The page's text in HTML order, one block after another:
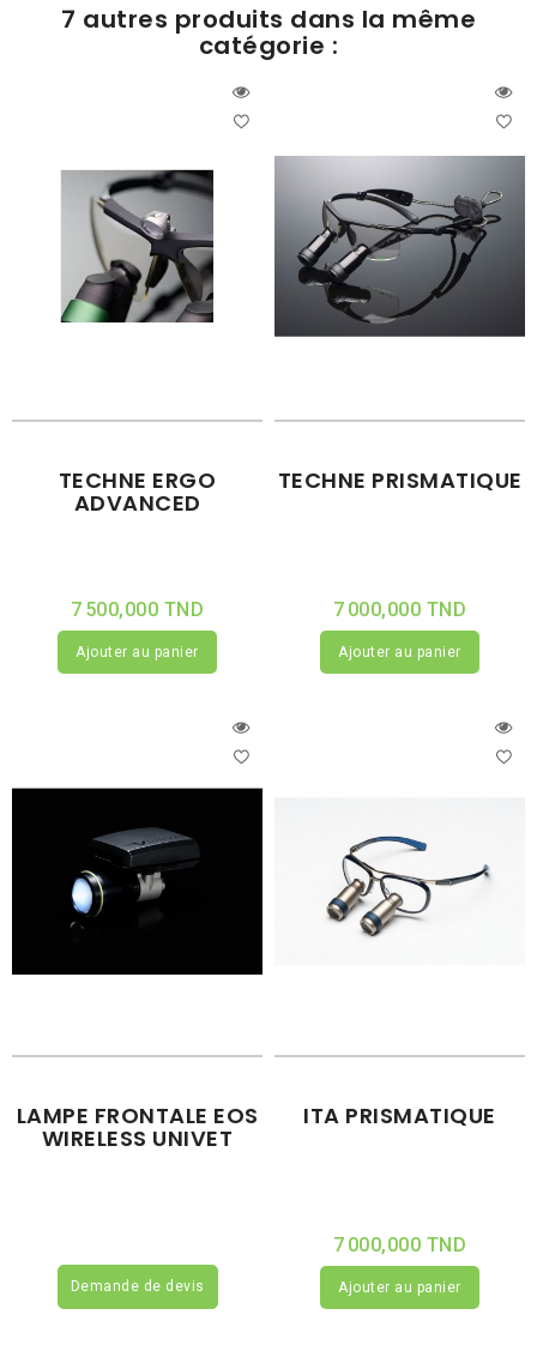
7 autres produits dans la même
catégorie :
TECHNE ERGO
ADVANCED
7 500,000 TND
Ajouter au panier
TECHNE PRISMATIQUE
7 000,000 TND
Ajouter au panier
LAMPE FRONTALE EOS
WIRELESS UNIVET
Demande de devis
ITA PRISMATIQUE
7 000,000 TND
Ajouter au panier